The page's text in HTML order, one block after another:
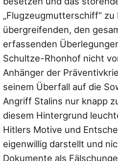
„Flugzeugmutterschiff“
übergreifenden, den
erfassenden
Schultze-Rhonhof nicht
Anhänger der
seinem Überfall auf die
Angriff Stalins nur knapp
diesem Hintergrund
Hitlers Motive und
eigenwillig darstellt und
Dokumente als